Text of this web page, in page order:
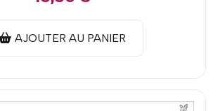
AJOUTER AU PANIER